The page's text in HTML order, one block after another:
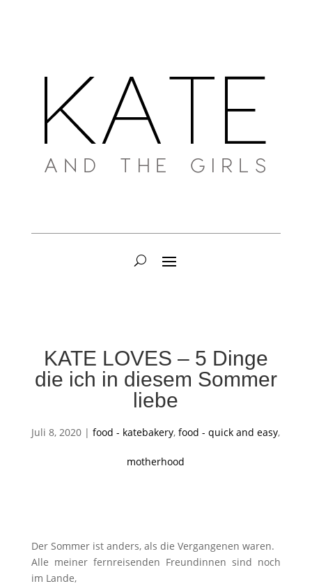
KATE LOVES – 5 Dinge
die ich in diesem Sommer
liebe
Juli 8, 2020 |food - katebakery,food - quick and easy,
motherhood
Der Sommer ist anders, als die Vergangenen waren.
Alle meiner fernreisenden Freundinnen sind noch
im Lande,